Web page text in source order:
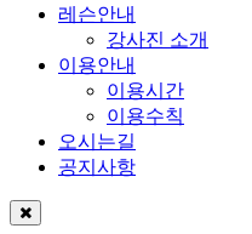
레슨안내
강사진 소개
이용안내
이용시간
이용수칙
오시는길
공지사항